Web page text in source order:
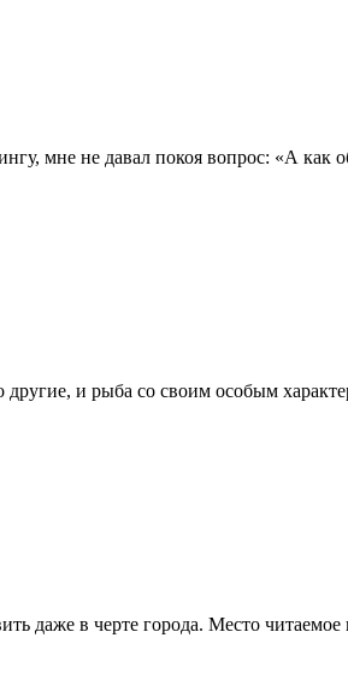
мне не давал покоя вопрос: «А как
и рыба со своим особым
даже в черте города. Место